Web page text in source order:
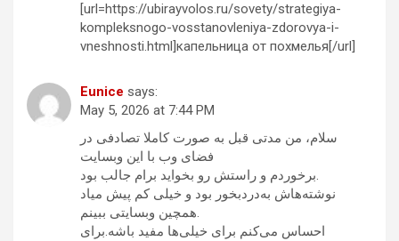
[url=https://ubirayvolos.ru/sovety/strategiya-
kompleksnogo-vosstanovleniya-zdorovya-i-
vneshnosti.html]капельница от похмелья[/url]
Eunice says:
May 5, 2026 at 7:44 PM
سلام، من مدتی قبل به صورت کاملا تصادفی در
فضای وب با این وبسایت
برخوردم و راستش رو بخواید برام جالب بود.
نوشته‌هاش به‌دردبخور بود و خیلی کم پیش میاد
همچین وبسایتی ببینم.
احساس می‌کنم برای خیلی‌ها مفید باشه.برای